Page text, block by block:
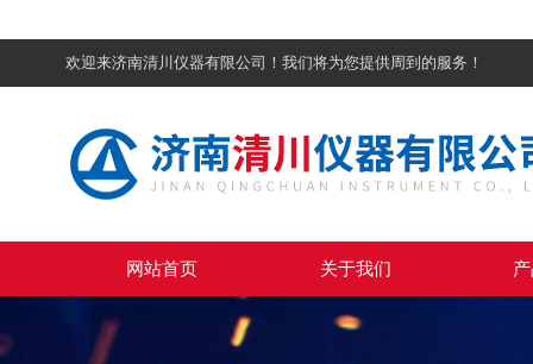
欢迎来济南清川仪器有限公司！我们将为您提供周到的服务！
网站首页 关于我们